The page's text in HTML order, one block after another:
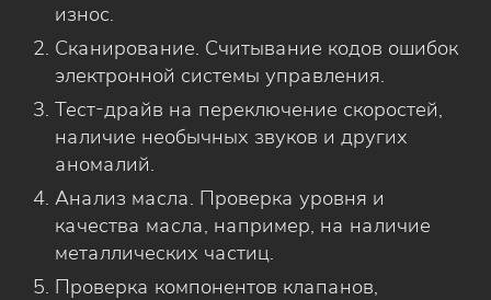
износ.
Сканирование. Считывание кодов ошибок
электронной системы управления.
Тест-драйв на переключение скоростей,
наличие необычных звуков и других
аномалий.
Анализ масла. Проверка уровня и
качества масла, например, на наличие
металлических частиц.
Проверка компонентов клапанов,